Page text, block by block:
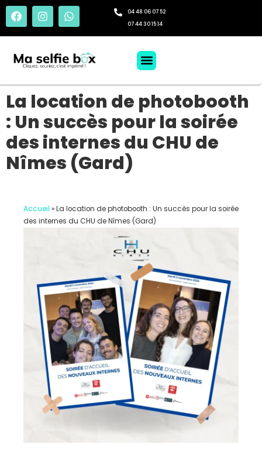
04 48 06 07 52
07 44 30 15 14
La location de photobooth
: Un succès pour la soirée
des internes du CHU de
Nîmes (Gard)
Accueil »La location de photobooth : Un succès pour la soirée
des internes du CHU de Nîmes (Gard)